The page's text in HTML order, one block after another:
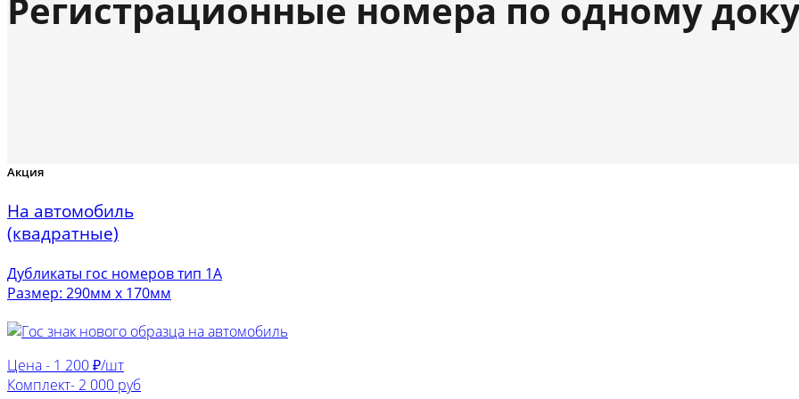
Регистрационные номера по одному
Акция
На автомобиль
(квадратные)
Дубликаты гос номеров тип 1А
Размер: 290мм х 170мм
Цена - 1 200 ₽/шт
Комплект- 2 000 руб